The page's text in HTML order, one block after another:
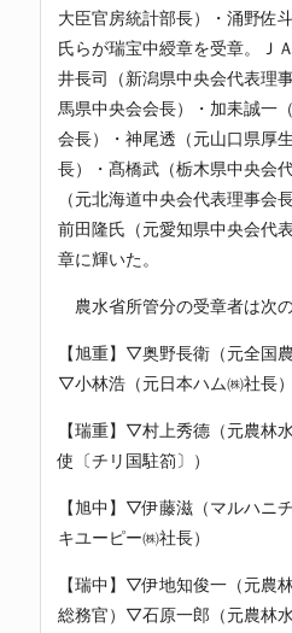
大臣官房統計部長）・涌野佐
氏らが瑞宝中綬章を受章。Ｊ
井長司（新潟県中央会代表理
馬県中央会会長）・加耒誠一
会長）・神尾透（元山口県厚
長）・髙橋武（栃木県中央会
（元北海道中央会代表理事会
前田隆氏（元愛知県中央会代
章に輝いた。
農水省所管分の受章者は次の
【旭重】▽奥野長衛（元全国
▽小林浩（元日本ハム㈱社長）
【瑞重】▽村上秀德（元農林
使〔チリ国駐箚〕）
【旭中】▽伊藤滋（マルハニ
キユーピー㈱社長）
【瑞中】▽伊地知俊一（元農
総務官）▽石原一郎（元農林